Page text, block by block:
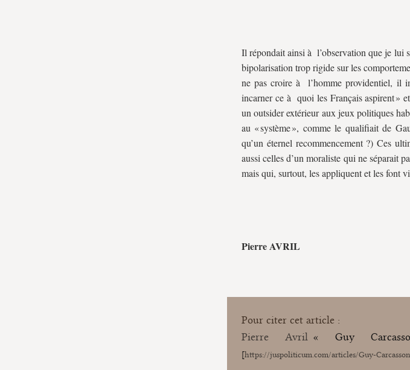
Il répondait ainsi à l’observation que je lui
bipolarisation trop rigide sur les
ne pas croire à l’homme providentiel, il
incarner ce à quoi les Français aspirent »
un outsider extérieur aux jeux politiques
au « système », comme le qualifiait de
qu’un éternel recommencement ?) Ces
aussi celles d’un moraliste qui ne séparait
mais qui, surtout, les appliquent et les font
Pierre AVRIL
Pour citer cet article :
Pierre Avril « Guy
[https://juspoliticum.com/articles/Guy-